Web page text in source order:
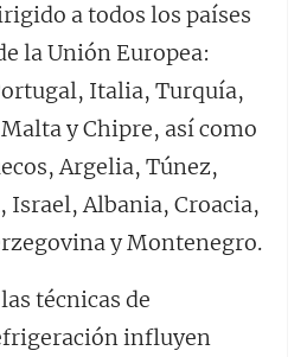
a todos los países
la Unión Europea:
Italia, Turquía,
y Chipre, así como
Argelia, Túnez,
Israel, Albania, Croacia,
y Montenegro.
técnicas de
influyen